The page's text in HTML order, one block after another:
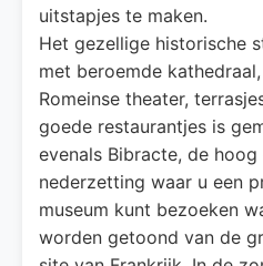
uitstapjes te maken.
Het gezellige historische
met beroemde
Romeinse theater,
goede restaurantjes is
evenals Bibracte, de
nederzetting waar u een
museum kunt bezoeken
worden getoond van de